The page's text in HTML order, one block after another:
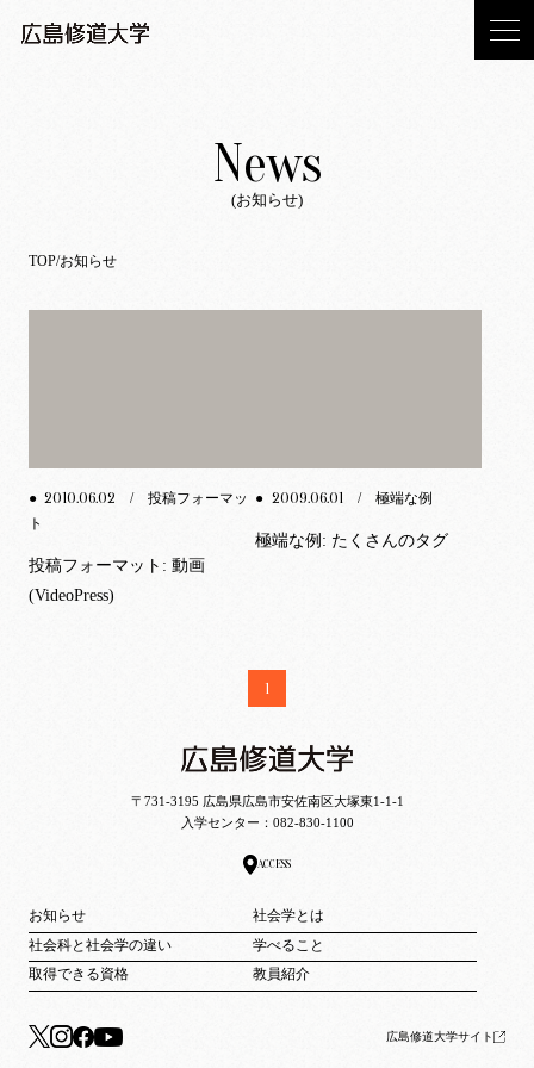
News
(お知らせ)
TOP お知らせ
● 2010.06.02
/ 投稿フォーマッ
ト
投稿フォーマット: 動画
(VideoPress)
● 2009.06.01/ 極端な例
極端な例: たくさんのタグ
1
〒731-3195 広島県広島市安佐南区大塚東1-1-1
入学センター： 082-830-1100
ACCESS
お知らせ
社会学とは
社会科と社会学の違い
学べること
取得できる資格
教員紹介
広島修道大学サイト